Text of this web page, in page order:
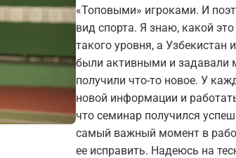
«Топовыми» игроками. И
вид спорта. Я знаю, какой
такого уровня, а Узбекистан
были активными и задавали
получили что-то новое. У
новой информации и
что семинар получился
самый важный момент в
ее исправить. Надеюсь на